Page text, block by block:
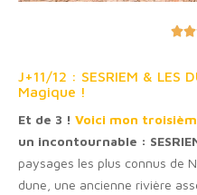

J+11/12 : SESRIEM & LES
Magique !
Et de 3 ! Voici mon
un incontournable :
paysages les plus connus de
dune, une ancienne rivière